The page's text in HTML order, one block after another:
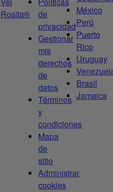
Rosita®
de
privacidad
Gestionar
mis
derechos
de
datos
Términos
y
condiciones
Mapa
de
sitio
Administrar
cookies
México
Perú
Puerto
Rico
Uruguay
Brasil
Jamaica